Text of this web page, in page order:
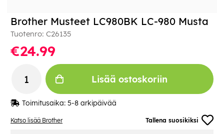
Katso lisää Brother Tallena suosikiksi
Brother Musteet LC980BK LC-980 Musta
Tuotenro: C26135
€24.99
Lisää ostoskoriin
Toimitusaika: 5-8 arkipäivää